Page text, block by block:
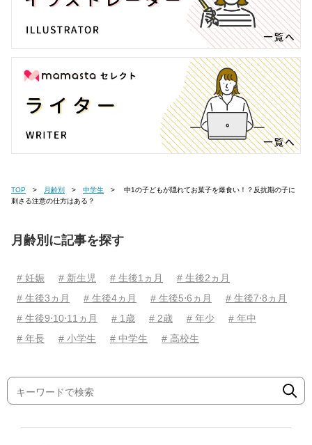
TOP 月齢別 中学生
刺さる注意の仕方はある？
月齢別に記事を探す
# 妊娠 # 新生児 # 生後1ヵ月
# 生後2ヵ月
# 生後3ヵ月
# 生後4ヵ月 # 生後5⋅6ヵ月
# 生後7⋅8ヵ月
# 生後9⋅10⋅11ヵ月
# 1歳 # 2歳 # 年少
# 年中
# 年長
# 小学生 # 中学生 # 高校生